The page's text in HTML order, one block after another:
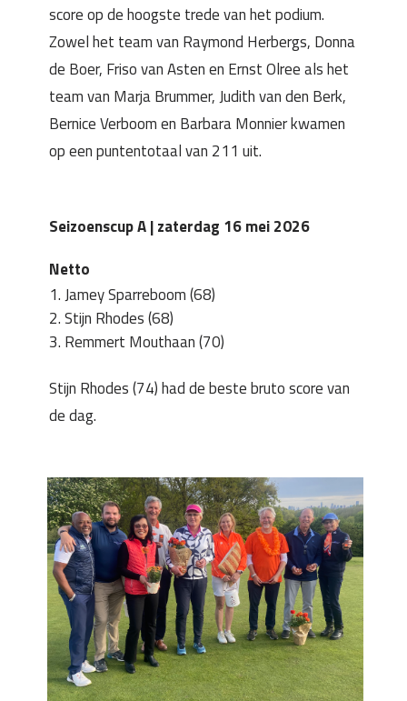
score op de hoogste trede van het podium.
Zowel het team van Raymond Herbergs, Donna
de Boer, Friso van Asten en Ernst Olree als het
team van Marja Brummer, Judith van den Berk,
Bernice Verboom en Barbara Monnier kwamen
op een puntentotaal van 211 uit.
Seizoenscup A | zaterdag 16 mei 2026
Netto
Jamey Sparreboom (68)
Stijn Rhodes (68)
Remmert Mouthaan (70)
Stijn Rhodes (74) had de beste bruto score van
de dag.